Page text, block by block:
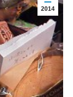
2014